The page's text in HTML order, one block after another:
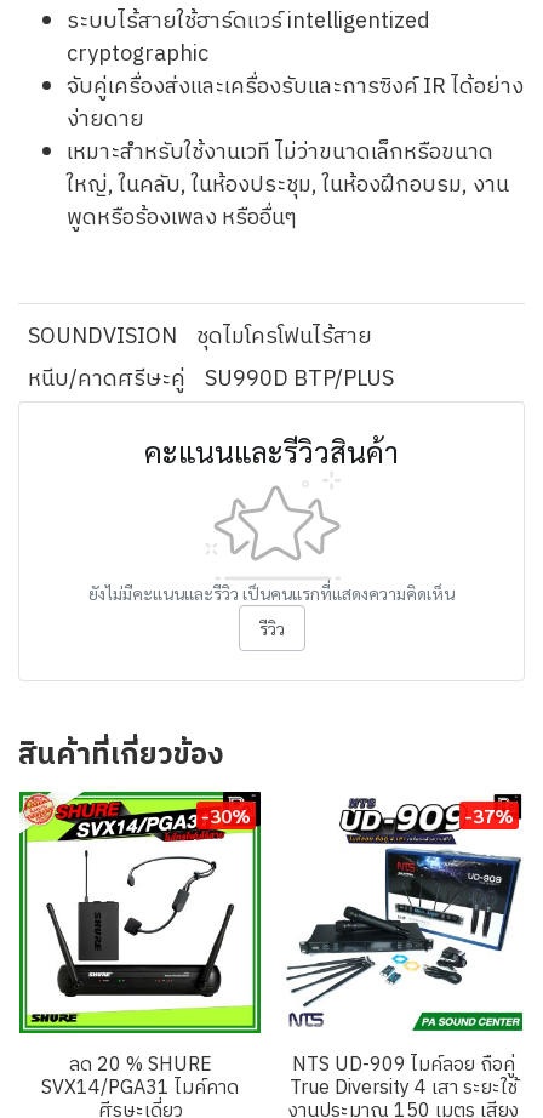
ระบบไร้สายใช้ฮาร์ดแวร์ intelligentized
cryptographic
จับคู่เครื่องส่งและเครื่องรับและการซิงค์ IR ได้อย่าง
ง่ายดาย
เหมาะสำหรับใช้งานเวที ไม่ว่าขนาดเล็กหรือขนาด
ใหญ่, ในคลับ, ในห้องประชุม, ในห้องฝึกอบรม, งาน
พูดหรือร้องเพลง หรืออื่นๆ
SOUNDVISION ชุดไมโครโฟนไร้สาย
หนีบ/คาดศรีษะคู่ SU990D BTP/PLUS
คะแนนและรีวิวสินค้า
ยังไม่มีคะแนนและรีวิว เป็นคนแรกที่แสดงความคิดเห็น
รีวิว
สินค้าที่เกี่ยวข้อง
-30%
ลด 20 % SHURE
SVX14/PGA31 ไมค์คาด
ศีรษะเดี่ยว
-37%
NTS UD-909 ไมค์ลอย ถือคู่
True Diversity 4 เสา ระยะใช้
งานประมาณ 150 เมตร เสียง